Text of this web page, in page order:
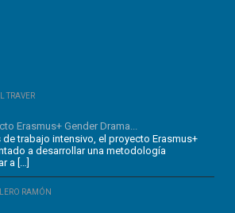
TRAVER
Erasmus+ Gender Drama...
trabajo intensivo, el proyecto Erasmus+
a desarrollar una metodología
a […]
RAMÓN